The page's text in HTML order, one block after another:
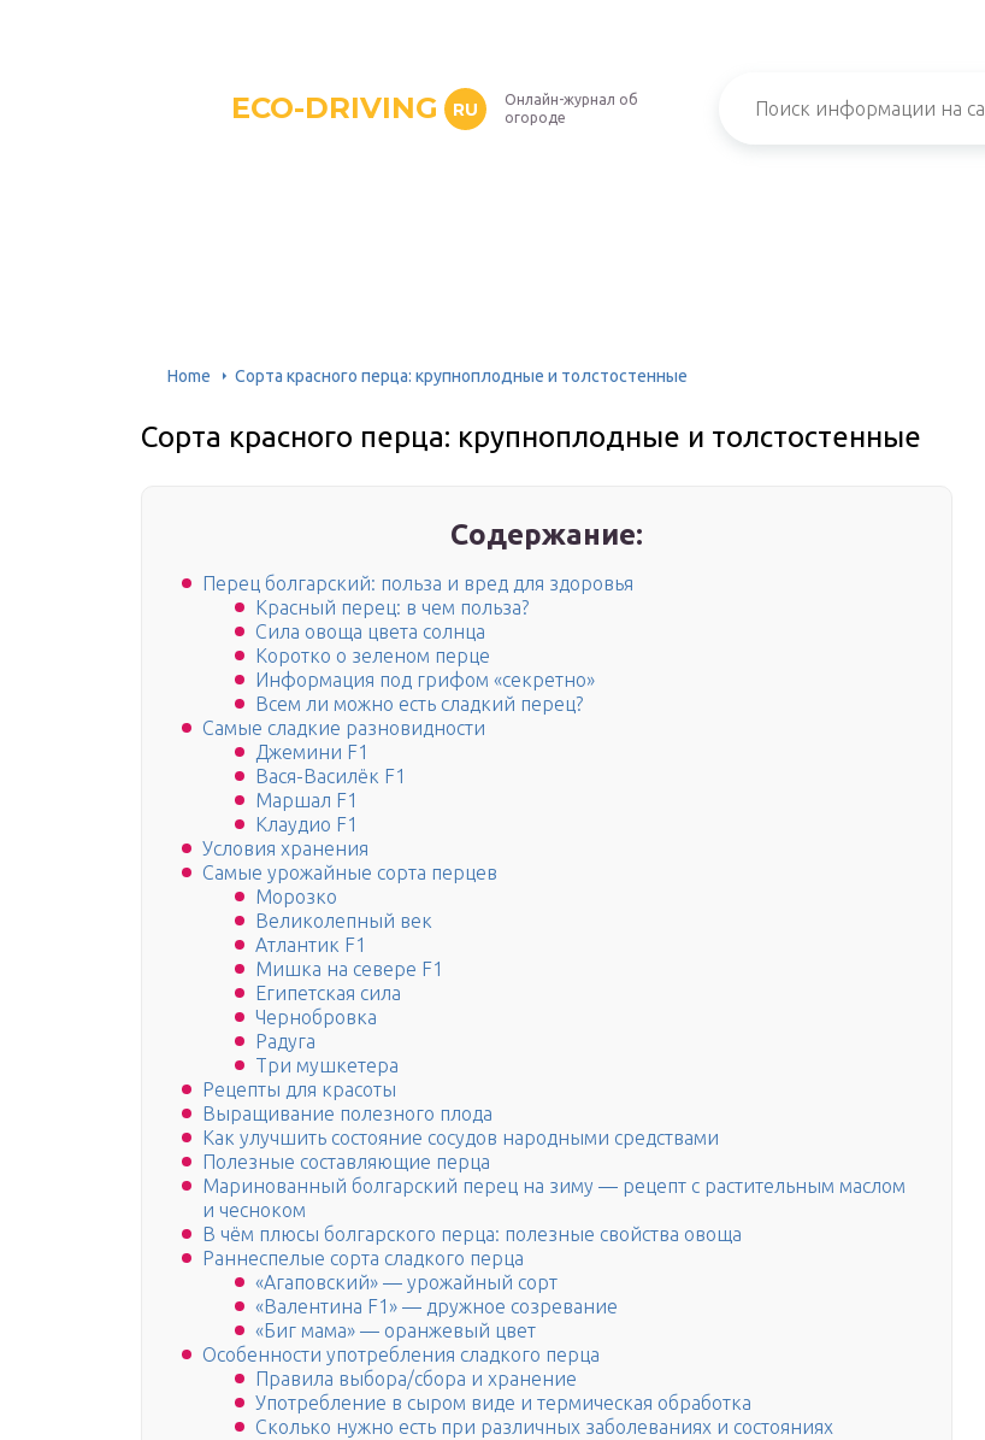
ECO-DRIVING RU
Онлайн-журнал об
огороде
Home Сорта красного перца: крупноплодные и толстостенные
Сорта красного перца: крупноплодные и толстостенные
Содержание:
Перец болгарский: польза и вред для здоровья
Красный перец: в чем польза?
Сила овоща цвета солнца
Коротко о зеленом перце
Информация под грифом «секретно»
Всем ли можно есть сладкий перец?
Самые сладкие разновидности
Джемини F1
Вася-Василёк F1
Маршал F1
Клаудио F1
Условия хранения
Самые урожайные сорта перцев
Морозко
Великолепный век
Атлантик F1
Мишка на севере F1
Египетская сила
Чернобровка
Радуга
Три мушкетера
Рецепты для красоты
Выращивание полезного плода
Как улучшить состояние сосудов народными средствами
Полезные составляющие перца
Маринованный болгарский перец на зиму — рецепт с растительным маслом
и чесноком
В чём плюсы болгарского перца: полезные свойства овоща
Раннеспелые сорта сладкого перца
«Агаповский» — урожайный сорт
«Валентина F1» — дружное созревание
«Биг мама» — оранжевый цвет
Особенности употребления сладкого перца
Правила выбора/сбора и хранение
Употребление в сыром виде и термическая обработка
Сколько нужно есть при различных заболеваниях и состояниях